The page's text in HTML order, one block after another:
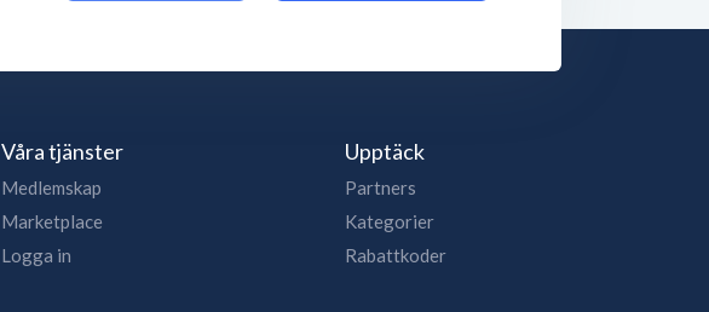
Våra tjänster
Medlemskap
Marketplace
Logga in
Upptäck
Partners
Kategorier
Rabattkoder